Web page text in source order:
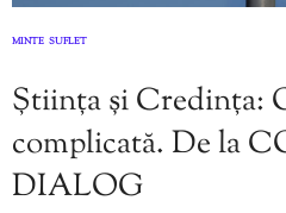
MINTE SUFLET
Știința și Credința:
complicată. De la
DIALOG